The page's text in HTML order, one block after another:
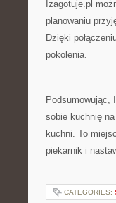
Izagotuje.pl
planowaniu
Dzięki
pokolenia.
Podsumowując,
sobie kuchnię
kuchni. To
piekarnik i
CATEGORIES: